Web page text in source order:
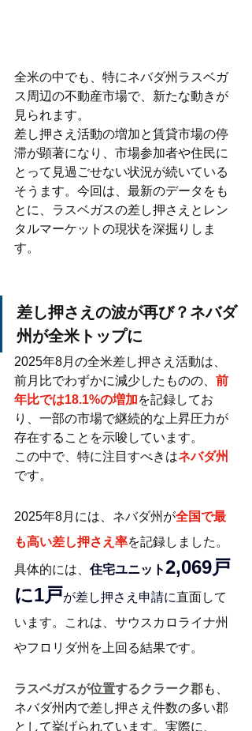
全米の中でも、特にネバダ州ラスベガ
ス周辺の不動産市場で、新たな動きが
見られます。
差し押さえ活動の増加と賃貸市場の停
滞が顕著になり、市場参加者や住民に
とって見過ごせない状況が続いている
そうます。今回は、最新のデータをも
とに、ラスベガスの差し押さえとレン
タルマーケットの現状を深掘りしま
す。
差し押さえの波が再び？ネバダ
州が全米トップに
2025年8月の全米差し押さえ活動は、
前月比でわずかに減少したものの、 前
年比では18.1%の増加を記録してお
り、一部の市場で継続的な上昇圧力が
存在することを示唆しています。
この中で、特に注目すべきはネバダ州
です。
2025年8月には、ネバダ州が全国で最
も高い差し押さえ率を記録しました。
具体的には、 住宅ユニット2,069戸
に1戸が差し押さえ申請に直面して
います。これは、サウスカロライナ州
やフロリダ州を上回る結果です。
ラスベガスが位置するクラーク郡も、
ネバダ州内で差し押さえ件数の多い郡
として挙げられています。実際に、